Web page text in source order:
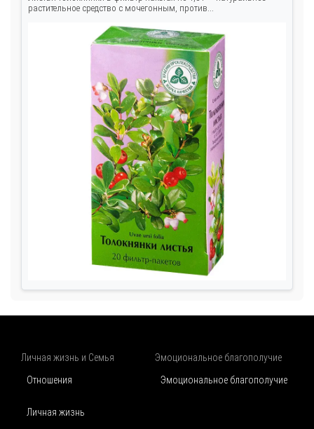
растительное средство с мочегонным, против...
Личная жизнь и Семья
Отношения
Личная жизнь
Эмоциональное благополучие
Эмоциональное благополучие